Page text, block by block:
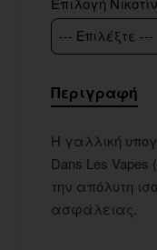
Περιγραφή
Η γαλλική
Dans Les
την απόλυτη
ασφάλειας.